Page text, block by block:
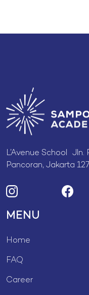
L’Avenue School
Pancoran, Jakarta
MENU
Home
FAQ
Career